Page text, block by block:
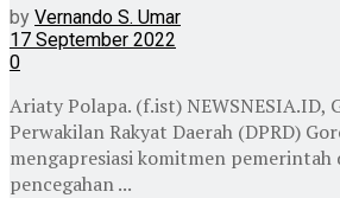
by Vernando S. Umar
17 September 2022
0
Ariaty Polapa. (f.ist) NEWSNESIA.ID,
Perwakilan Rakyat Daerah (DPRD)
mengapresiasi komitmen pemerintah
pencegahan ...